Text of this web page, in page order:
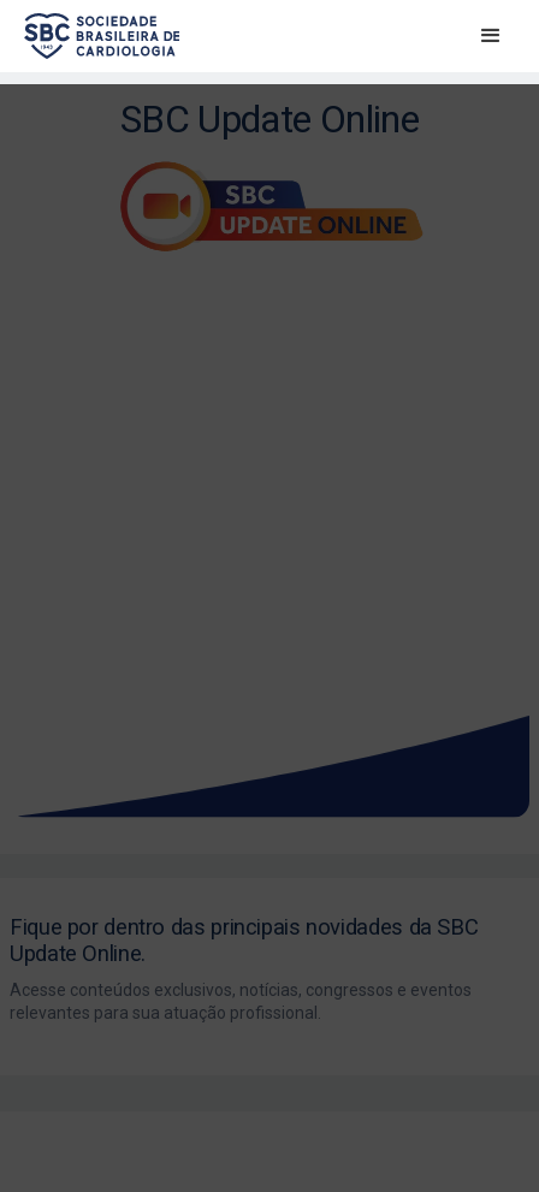
SBC Update Online
Fique por dentro das principais novidades da SBC
Update Online.
Acesse conteúdos exclusivos, notícias, congressos e eventos
relevantes para sua atuação profissional.